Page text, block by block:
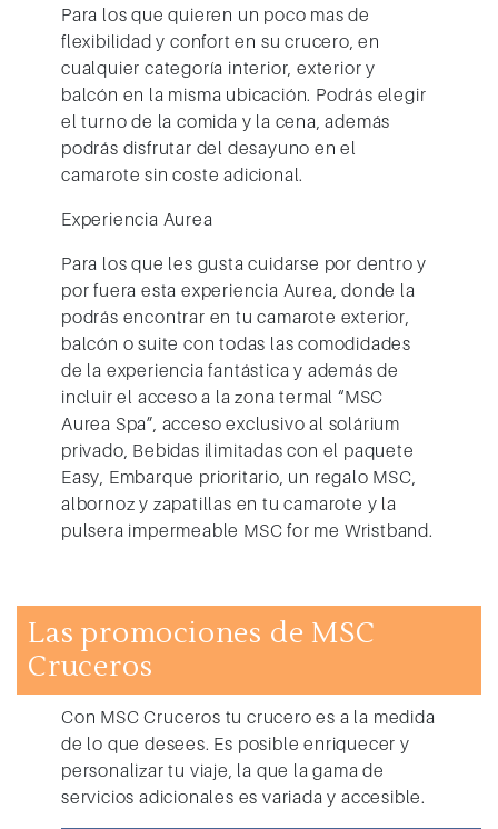
Para los que quieren un poco mas de
flexibilidad y confort en su crucero, en
cualquier categoría interior, exterior y
balcón en la misma ubicación. Podrás elegir
el turno de la comida y la cena, además
podrás disfrutar del desayuno en el
camarote sin coste adicional.
Experiencia Aurea
Para los que les gusta cuidarse por dentro y
por fuera esta experiencia Aurea, donde la
podrás encontrar en tu camarote exterior,
balcón o suite con todas las comodidades
de la experiencia fantástica y además de
incluir el acceso a la zona termal “MSC
Aurea Spa”, acceso exclusivo al solárium
privado, Bebidas ilimitadas con el paquete
Easy, Embarque prioritario, un regalo MSC,
albornoz y zapatillas en tu camarote y la
pulsera impermeable MSC for me Wristband.
Las promociones de MSC
Cruceros
Con MSC Cruceros tu crucero es a la medida
de lo que desees. Es posible enriquecer y
personalizar tu viaje, la que la gama de
servicios adicionales es variada y accesible.